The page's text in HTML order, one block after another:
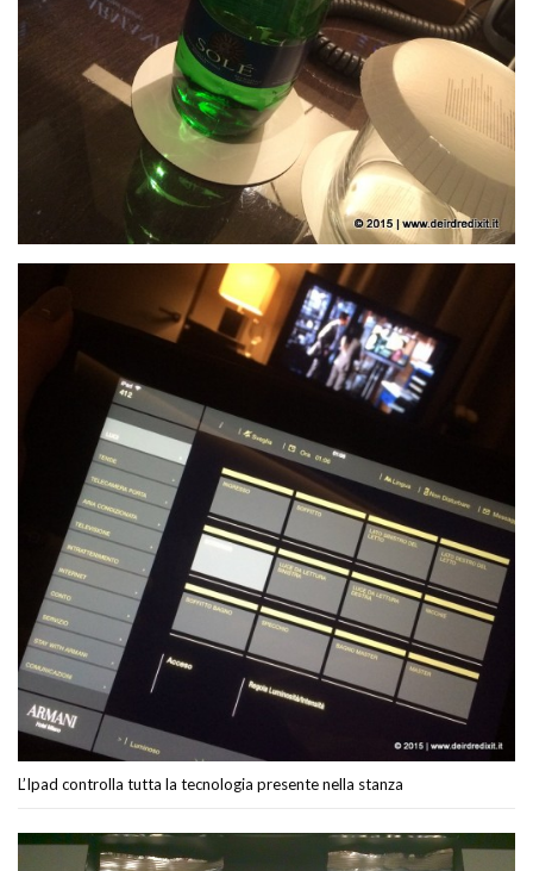
L’Ipad controlla tutta la tecnologia presente nella stanza